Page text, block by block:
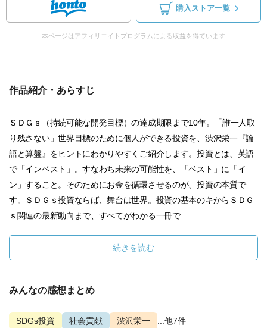
購入ストア一覧
本ページはアフィリエイトプログラムによる収益を得ています
作品紹介・あらすじ
ＳＤＧｓ（持続可能な開発目標）の達成期限まで10年。「誰一人取
り残さない」世界目標のために個人ができる投資を、渋沢栄一『論
語と算盤』をヒントにわかりやすくご紹介します。投資とは、英語
で「インベスト」。すなわち未来の可能性を、「ベスト」に「イ
ン」すること。そのためにお金を循環させるのが、投資の本質で
す。ＳＤＧｓ投資ならば、舞台は世界。投資の基本のキからＳＤＧ
ｓ関連の最新動向まで、すべてがわかる一冊で...
続きを読む
みんなの感想まとめ
SDGs投資 社会貢献 渋沢栄一 ...他7件